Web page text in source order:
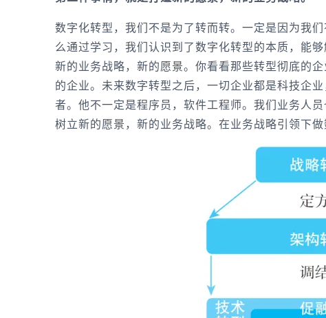
数字化转型，我们不是为了转而转。一定是因为我
么通过学习，我们认识到了数字化转型的本质，能
新的业务战略，新的愿景。你看看那些转型彻底的
的企业。未来数字转型之后，一切企业都是科技企
者。他不一定是程序员，软件工程师。我们业务人
树立新的愿景，新的业务战略。在业务战略引领下做